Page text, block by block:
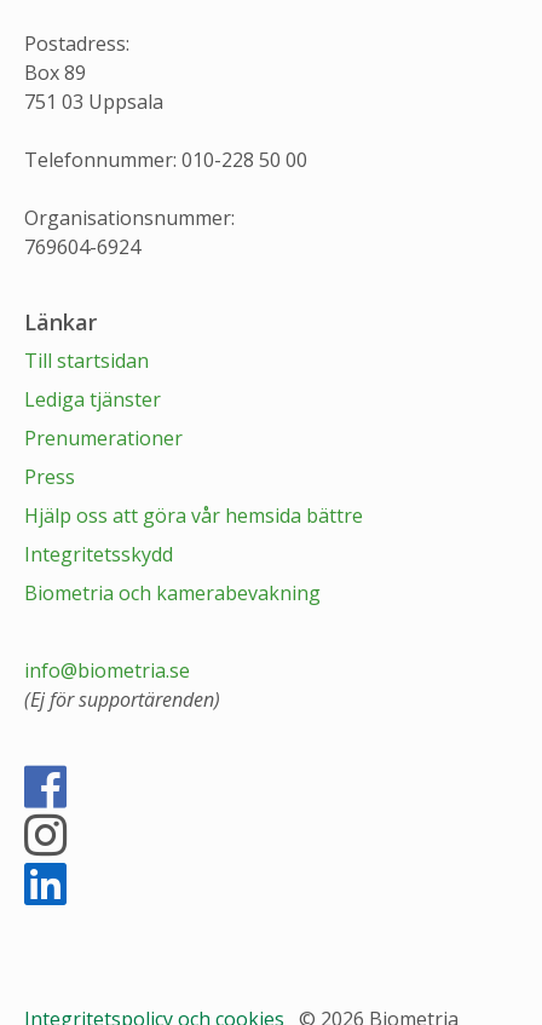
Postadress:
Box 89
751 03 Uppsala
Telefonnummer: 010-228 50 00
Organisationsnummer:
769604-6924
Länkar
Till startsidan
Lediga tjänster
Prenumerationer
Press
Hjälp oss att göra vår hemsida bättre
Integritetsskydd
Biometria och kamerabevakning
info@biometria.se
(Ej för supportärenden)
Integritetspolicy och cookies © 2026 Biometria